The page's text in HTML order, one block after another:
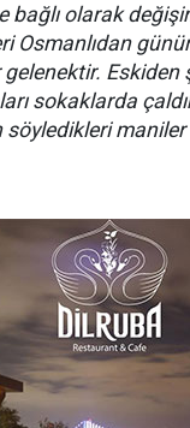
bağlı olarak
Osmanlıdan
Eskiden
sokaklarda
maniler